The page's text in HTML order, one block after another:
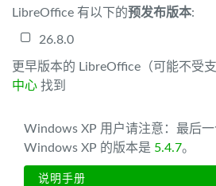
LibreOffice 有以下的预发布版本:
26.8.0
更早版本的 LibreOffice（可能不受
中心 找到
Windows XP 用户请注意：最后
Windows XP 的版本是 5.4.7。
说明手册